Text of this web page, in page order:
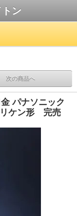
ン
次の商品へ
パナソニック
リケン形 完売